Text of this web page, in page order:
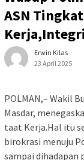
ASN
Erwin Kilas
23 April 2025
POLMAN,– Wakil
Masdar,
taat Kerja.Hal itu
birokrasi menuju
sampai dihadapan